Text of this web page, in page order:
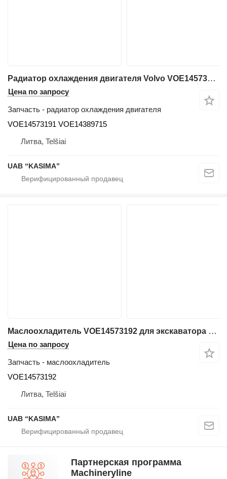
Радиатор охлаждения двигателя Volvo VOE14573191 VOE14389715 для экскаватора Volvo EW230C
Цена по запросу
Запчасть - радиатор охлаждения двигателя
VOE14573191 VOE14389715
Литва, Telšiai
UAB “KASIMA”
Маслоохладитель VOE14573192 для экскаватора Volvo EW230C
Цена по запросу
Запчасть - маслоохладитель
VOE14573192
Литва, Telšiai
UAB “KASIMA”
Партнерская программа
Machineryline